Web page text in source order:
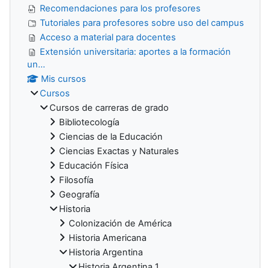
Recomendaciones para los profesores
Tutoriales para profesores sobre uso del campus
Acceso a material para docentes
Extensión universitaria: aportes a la formación
un...
Mis cursos
Cursos
Cursos de carreras de grado
Bibliotecología
Ciencias de la Educación
Ciencias Exactas y Naturales
Educación Física
Filosofía
Geografía
Historia
Colonización de América
Historia Americana
Historia Argentina